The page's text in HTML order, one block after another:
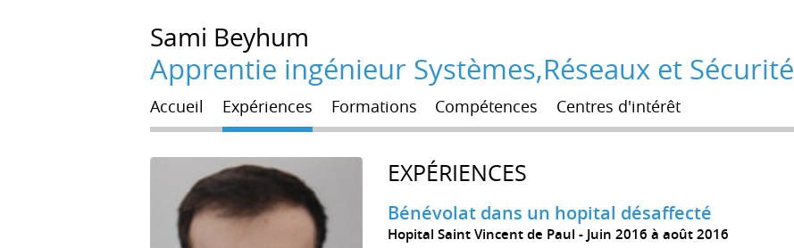
Sami Beyhum
Apprentie ingénieur Systèmes,Réseaux et Sécurité
Accueil Expériences Formations Compétences Centres d'intérêt
EXPÉRIENCES
Bénévolat dans un hopital désaffecté
Hopital Saint Vincent de Paul Juin 2016 à août 2016